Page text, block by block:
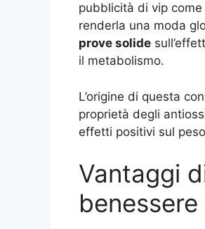
pubblicità di vip
renderla una moda
prove solide
il metabolismo.
L’origine di questa
proprietà degli
effetti positivi sul
Vantaggi
benessere